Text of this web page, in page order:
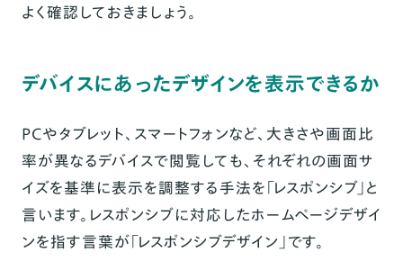
よく確認しておきましょう。
デバイスにあったデザインを表示できるか
PCやタブレット、スマートフォンなど、大きさや画面比
率が異なるデバイスで閲覧しても、それぞれの画面サ
イズを基準に表示を調整する手法を「レスポンシブ」と
言います。レスポンシブに対応したホームページデザイ
ンを指す言葉が「レスポンシブデザイン」です。